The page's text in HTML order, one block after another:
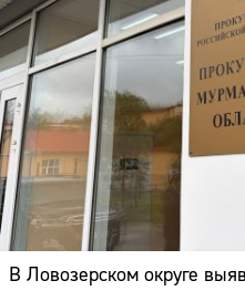
В Ловозерском округе